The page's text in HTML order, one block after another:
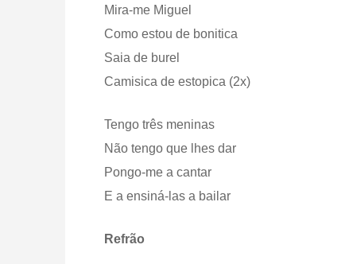
Mira-me Miguel
Como estou de bonitica
Saia de burel
Camisica de estopica (2x)
Tengo três meninas
Não tengo que lhes dar
Pongo-me a cantar
E a ensiná-las a bailar
Refrão